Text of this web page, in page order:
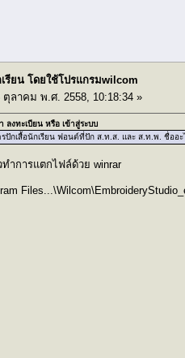
รียน โดยใช้โปรแกรมwilcom
ลาคม พ.ศ. 2558, 10:18:34 »
ลงทะเบียน หรือ เข้าสู่ระบบ
ปักเสื้อนักเรียน ฟอนต์ที่ปัก ส.ท.ส. และ ส.ท.พ. ชื่ออะ
ำการแตกไฟล์ด้วย winrar